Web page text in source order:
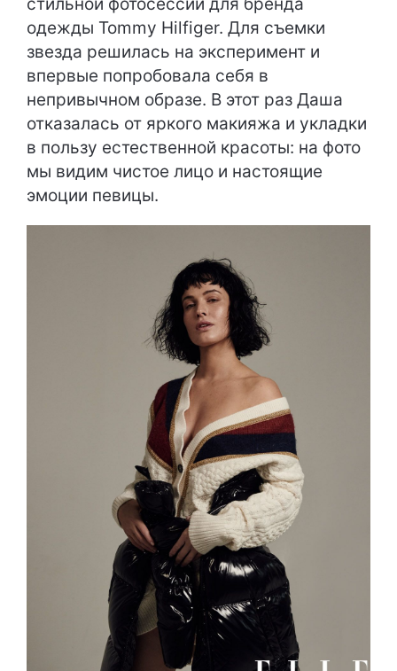
одежды Tommy Hilfiger. Для съемки
звезда решилась на эксперимент и
впервые попробовала себя в
непривычном образе. В этот раз Даша
отказалась от яркого макияжа и укладки
в пользу естественной красоты: на фото
мы видим чистое лицо и настоящие
эмоции певицы.